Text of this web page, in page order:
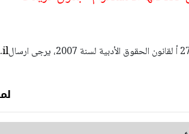
استعمال المضامين بموجب بند 27 أ لقانون الحقوق الأدبية لسنة 2007، يرجى ارسال